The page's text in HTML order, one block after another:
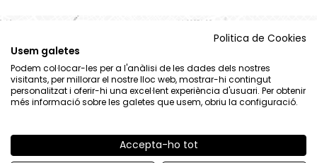
Politica de Cookies
Usem galetes
Podem col·locar-les per a l'anàlisi de les dades dels nostres
visitants, per millorar el nostre lloc web, mostrar-hi contingut
personalitzat i oferir-hi una excel·lent experiència d'usuari. Per obtenir
més informació sobre les galetes que usem, obriu la configuració.
Accepta-ho tot